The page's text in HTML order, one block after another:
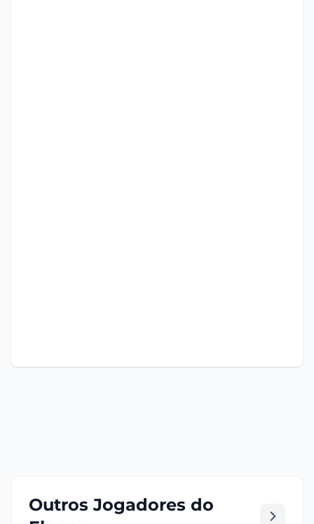
Outros Jogadores do